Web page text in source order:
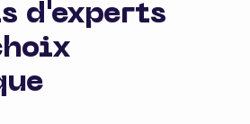
d'experts